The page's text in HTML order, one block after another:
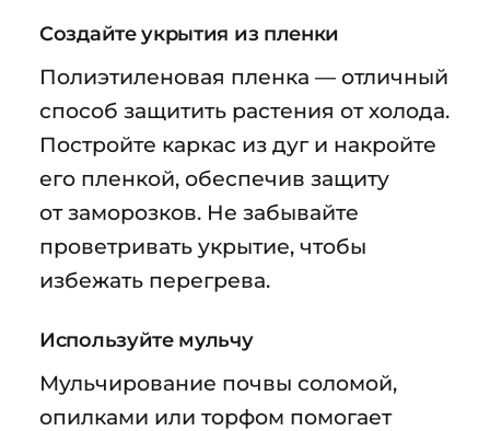
Создайте укрытия из пленки
Полиэтиленовая пленка — отличный
способ защитить растения от холода.
Постройте каркас из дуг и накройте
его пленкой, обеспечив защиту
от заморозков. Не забывайте
проветривать укрытие, чтобы
избежать перегрева.
Используйте мульчу
Мульчирование почвы соломой,
опилками или торфом помогает